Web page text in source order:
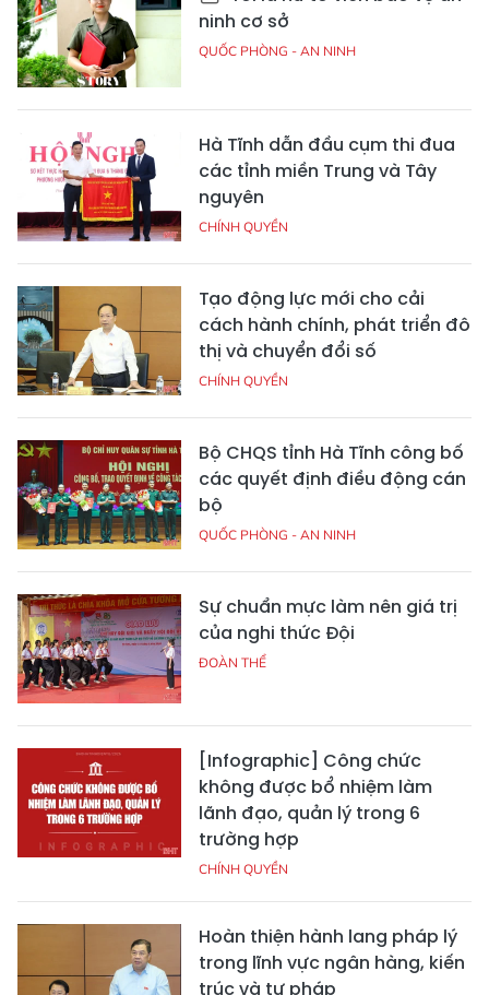
ninh cơ sở
QUỐC PHÒNG - AN NINH
Hà Tĩnh dẫn đầu cụm thi đua
các tỉnh miền Trung và Tây
nguyên
CHÍNH QUYỀN
Tạo động lực mới cho cải
cách hành chính, phát triển đô
thị và chuyển đổi số
CHÍNH QUYỀN
Bộ CHQS tỉnh Hà Tĩnh công bố
các quyết định điều động cán
bộ
QUỐC PHÒNG - AN NINH
Sự chuẩn mực làm nên giá trị
của nghi thức Đội
ĐOÀN THỂ
[Infographic] Công chức
không được bổ nhiệm làm
lãnh đạo, quản lý trong 6
trường hợp
CHÍNH QUYỀN
Hoàn thiện hành lang pháp lý
trong lĩnh vực ngân hàng, kiến
trúc và tư pháp